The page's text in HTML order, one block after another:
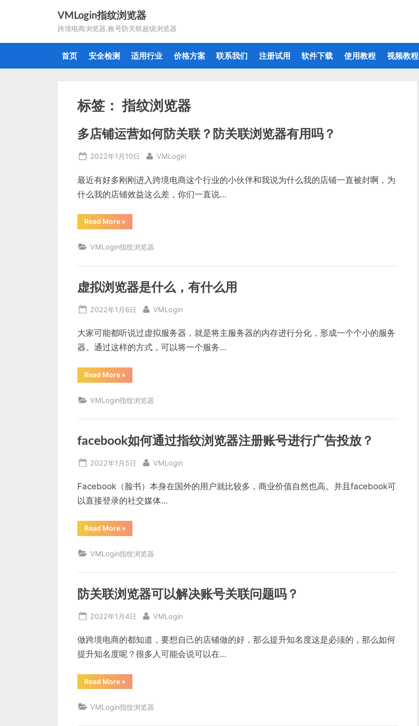
VMLogin指纹浏览器
跨境电商浏览器,账号防关联超级浏览器
首页 安全检测 适用行业 价格方案 联系我们 注册试用 软件下载 使用教程 视频教程
标签：指纹浏览器
多店铺运营如何防关联？防关联浏览器有用吗？
Posted
2022年1月10日 By
VMLogin
最近有好多刚刚进入跨境电商这个行业的小伙伴和我说为什么我的店铺一直被封啊，为
什么我的店铺效益这么差，你们一直说…
Read More“多
店
营
防
联？
防
浏
有
用
吗？”
»
VMLogin指纹浏览器
虚拟浏览器是什么，有什么用
Posted
2022年1月6日 By
VMLogin
大家可能都听说过虚拟服务器，就是将主服务器的内存进行分化，形成一个个小的服务
器。通过这样的方式，可以将一个服务…
Read More“虚
拟
器
什
么
»
VMLogin指纹浏览器
facebook如何通过指纹浏览器注册账号进行广告投放？
Posted
2022年1月5日 By
VMLogin
Facebook（脸书）本身在国外的用户就比较多，商业价值自然也高。并且facebook可
以直接登录的社交媒体…
Read More“facebook
如
过
器
注
号
广
告
投
放？”
»
VMLogin指纹浏览器
防关联浏览器可以解决账号关联问题吗？
Posted
2022年1月4日 By
VMLogin
做跨境电商的都知道，要想自己的店铺做的好，那么提升知名度这是必须的，那么如何
提升知名度呢？很多人可能会说可以在…
Read More“防
关
览
»
VMLogin指纹浏览器